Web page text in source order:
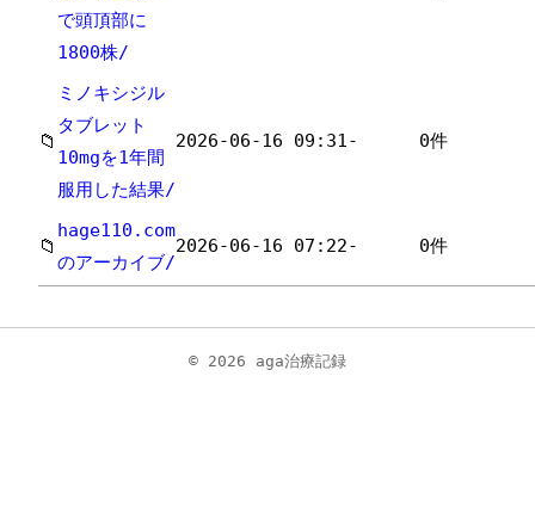
で頭頂部に
1800株/
📁
ミノキシジル
タブレット
10mgを1年間
服用した結果/
2026-06-16 09:31- 0件
📁
hage110.com
のアーカイブ/
2026-06-16 07:22- 0件
© 2026 aga治療記録